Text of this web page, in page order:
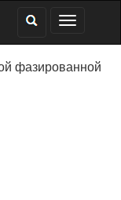
фазированной